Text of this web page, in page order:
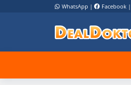
WhatsApp | Facebook |